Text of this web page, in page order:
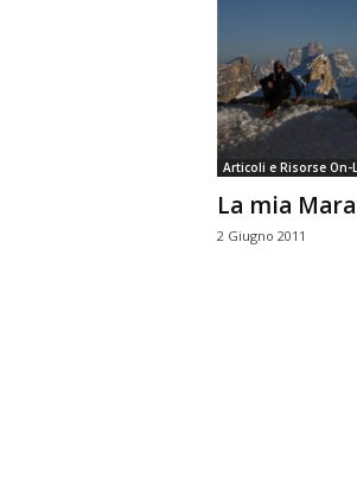
Articoli e Risorse On-
La mia
2 Giugno 2011